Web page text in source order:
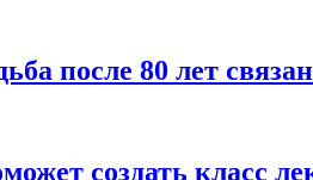
после 80 лет
создать класс